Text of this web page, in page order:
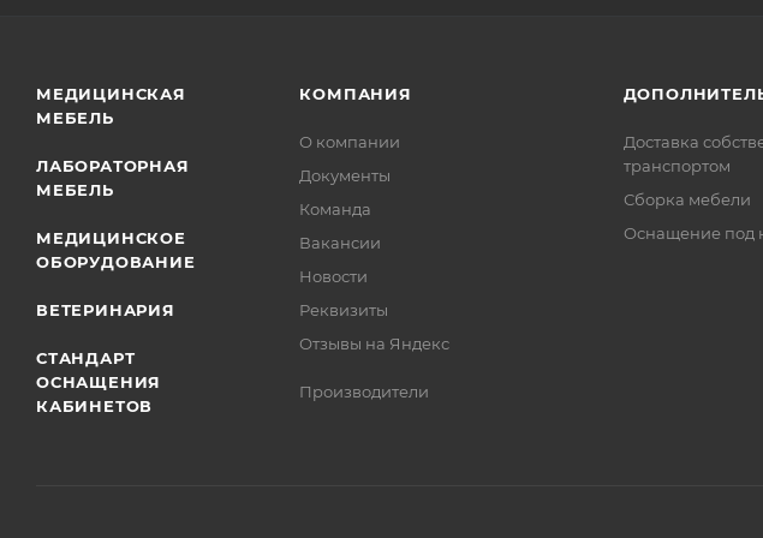
МЕДИЦИНСКАЯ
МЕБЕЛЬ
ЛАБОРАТОРНАЯ
МЕБЕЛЬ
МЕДИЦИНСКОЕ
ОБОРУДОВАНИЕ
ВЕТЕРИНАРИЯ
СТАНДАРТ
ОСНАЩЕНИЯ
КАБИНЕТОВ
КОМПАНИЯ
О компании
Документы
Команда
Вакансии
Новости
Реквизиты
Отзывы на Яндекс
Производители
Доставка
транспортом
Сборка мебели
Оснащение под